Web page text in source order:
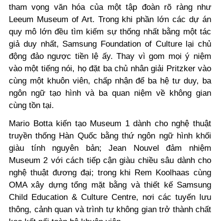
tham vọng văn hóa của một tập đoàn rõ ràng như
Leeum Museum of Art. Trong khi phần lớn các dự án
quy mô lớn đều tìm kiếm sự thống nhất bằng một tác
giả duy nhất, Samsung Foundation of Culture lại chủ
động đảo ngược tiền lệ ấy. Thay vì gom mọi ý niệm
vào một tiếng nói, họ đặt ba chủ nhân giải Pritzker vào
cùng một khuôn viên, chấp nhận để ba hệ tư duy, ba
ngôn ngữ tạo hình và ba quan niệm về không gian
cùng tồn tại.
Mario Botta kiến tạo Museum 1 dành cho nghệ thuật
truyền thống Hàn Quốc bằng thứ ngôn ngữ hình khối
giàu tính nguyên bản; Jean Nouvel đảm nhiệm
Museum 2 với cách tiếp cận giàu chiều sâu dành cho
nghệ thuật đương đại; trong khi Rem Koolhaas cùng
OMA xây dựng tổng mặt bằng và thiết kế Samsung
Child Education & Culture Centre, nơi các tuyến lưu
thông, cảnh quan và trình tự không gian trở thành chất